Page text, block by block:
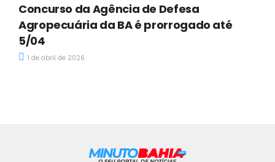
Concurso da Agência de Defesa
Agropecuária da BA é prorrogado até
5/04
1 de abril de 2026